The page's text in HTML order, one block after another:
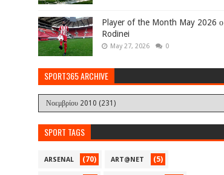
Player of the Month May 2026 ο
Rodinei
May 27, 2026 0
SPORT365 ARCHIVE
SPORT TAGS
ARSENAL (70) ART@NET (5)